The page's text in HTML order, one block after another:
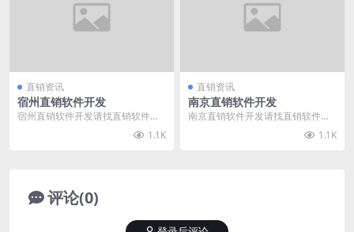
直销资讯
宿州直销软件开发
宿州直销软件开发请找直销软件
1.1K
直销资讯
南京直销软件开发
南京直销软件开发请找直销软件
1.1K
评论(0)